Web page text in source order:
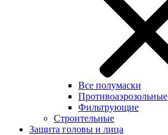
Все полумаски
Противоаэрозольные
Фильтрующие
Строительные
Защита головы и лица